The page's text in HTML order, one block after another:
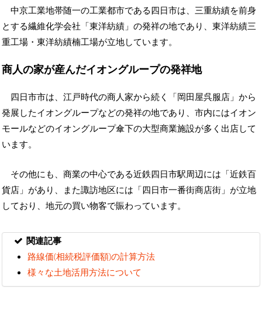
中京工業地帯随一の工業都市である四日市は、三重紡績を前身
とする繊維化学会社「東洋紡績」の発祥の地であり、東洋紡績三
重工場・東洋紡績楠工場が立地しています。
商人の家が産んだイオングループの発祥地
四日市市は、江戸時代の商人家から続く「岡田屋呉服店」から
発展したイオングループなどの発祥の地であり、市内にはイオン
モールなどのイオングループ傘下の大型商業施設が多く出店して
います。
その他にも、商業の中心である近鉄四日市駅周辺には「近鉄百
貨店」があり、また諏訪地区には「四日市一番街商店街」が立地
しており、地元の買い物客で賑わっています。
関連記事
路線価(相続税評価額)の計算方法
様々な土地活用方法について